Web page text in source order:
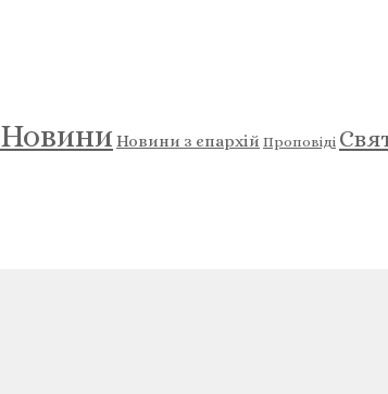
Новини Новини з єпархій Проповіді